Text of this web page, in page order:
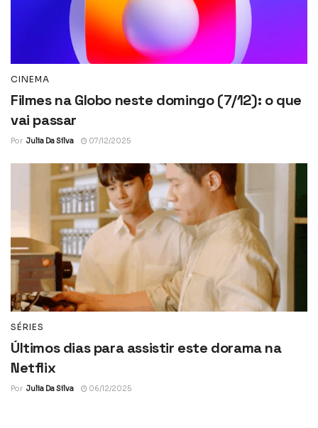
CINEMA
Filmes na Globo neste domingo (7/12): o que
vai passar
Por Julia Da Silva 07/12/2025
SÉRIES
Últimos dias para assistir este dorama na
Netflix
Por Julia Da Silva 06/12/2025